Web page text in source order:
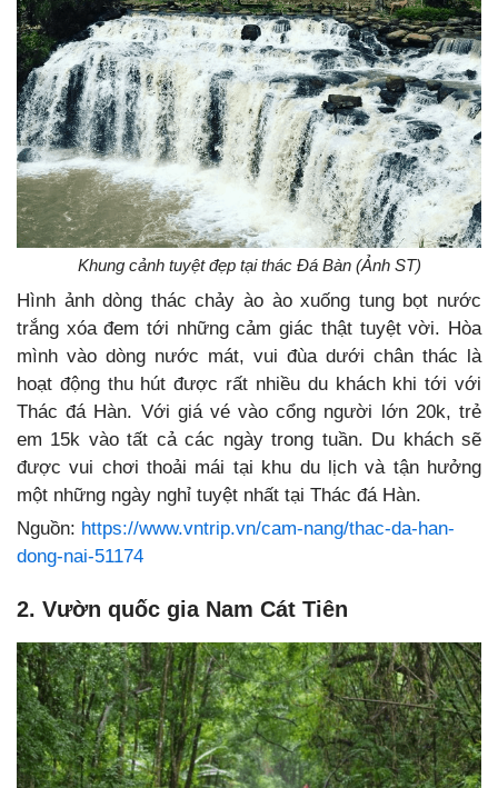
Khung cảnh tuyệt đẹp tại thác Đá Bàn (Ảnh ST)
Hình ảnh dòng thác chảy ào ào xuống tung bọt nước
trắng xóa đem tới những cảm giác thật tuyệt vời. Hòa
mình vào dòng nước mát, vui đùa dưới chân thác là
hoạt động thu hút được rất nhiều du khách khi tới với
Thác đá Hàn. Với giá vé vào cổng người lớn 20k, trẻ
em 15k vào tất cả các ngày trong tuần. Du khách sẽ
được vui chơi thoải mái tại khu du lịch và tận hưởng
một những ngày nghỉ tuyệt nhất tại Thác đá Hàn.
Nguồn: https://www.vntrip.vn/cam-nang/thac-da-han-
dong-nai-51174
2. Vườn quốc gia Nam Cát Tiên